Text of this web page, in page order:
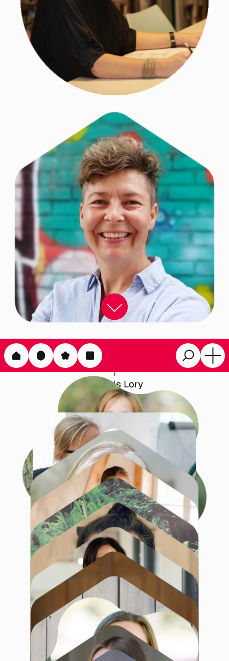
Damaris Lory
Iris Gleichmann
Dorothea Becker
Irena Dahms
Filiz Vosgerau
Nora Noack
Christine Pluto
Christiane Domke
Ute Zwicker
Anna Neumann
Susanne Glaubitz
Sylke Hajnal-Jäckel